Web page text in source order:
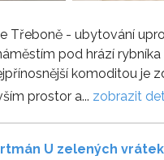
Třeboně - ubytování
pod hrází rybníka
komoditou je
prostor a... zobrazit
U zelených vrátek